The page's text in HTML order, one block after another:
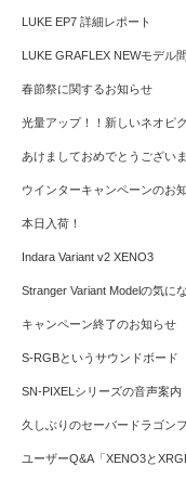
LUKE EP7 詳細レポート
LUKE GRAFLEX NEWモデル
春節祭に関するお知らせ
光量アップ！！新しいネオピ
あけましておめでとうございま
ウインターキャンペーンのお
本日入荷！
Indara Variant v2 XENO3
Stranger Variant Modelの気に
キャンペーン終了のお知らせ
S-RGBというサウンドボード
SN-PIXELシリーズの音声案内
久しぶりのセーバードラゴン
ユーザーQ&A「XENO3と